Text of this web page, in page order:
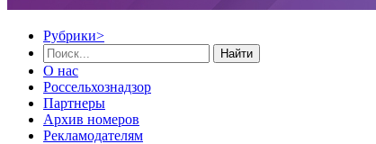
Рубрики>
Найти
О нас
Россельхознадзор
Партнеры
Архив номеров
Рекламодателям